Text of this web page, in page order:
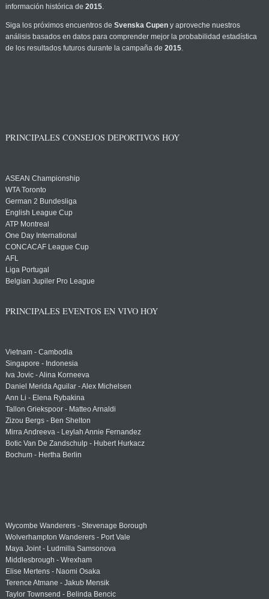
información histórica de 2015.
Siga los próximos encuentros de Svenska Cupeny aproveche nuestros
análisis basados en datos para comprender mejor la probabilidad estadística
de los resultados futuros durante la campaña de 2015.
PRINCIPALES CONSEJOS DEPORTIVOS HOY
ASEAN Championship
WTA Toronto
German 2 Bundesliga
English League Cup
ATP Montreal
One Day International
CONCACAF League Cup
AFL
Liga Portugal
Belgian Jupiler Pro League
PRINCIPALES EVENTOS EN VIVO HOY
Vietnam - Cambodia
Singapore - Indonesia
Iva Jovic - Alina Korneeva
Daniel Merida Aguilar - Alex Michelsen
Ann Li - Elena Rybakina
Tallon Griekspoor - Matteo Arnaldi
Zizou Bergs - Ben Shelton
Mirra Andreeva - Leylah Annie Fernandez
Botic Van De Zandschulp - Hubert Hurkacz
Bochum - Hertha Berlin
Wycombe Wanderers - Stevenage Borough
Wolverhampton Wanderers - Port Vale
Maya Joint - Ludmilla Samsonova
Middlesbrough - Wrexham
Elise Mertens - Naomi Osaka
Terence Atmane - Jakub Mensik
Taylor Townsend - Belinda Bencic